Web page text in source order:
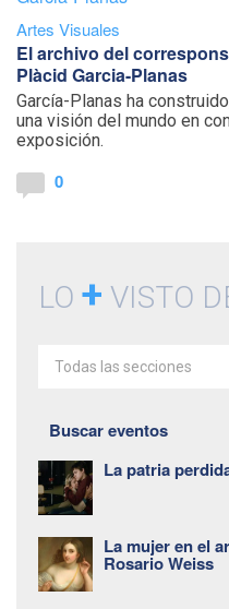
Artes Visuales
El archivo del
Plàcid Garcia-Planas
García-Planas ha
una visión del mundo en
exposición.
0
LO + VISTO
Todas las secciones
Buscar eventos
La patria
La mujer en el
Rosario Weiss